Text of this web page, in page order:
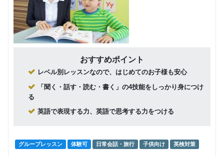
おすすめポイント
レベル別レッスンなので、はじめてのお子様も安心
「聞く・話す・読む・書く」の4技能をしっかり身につけ
る
英語で表現する力、英語で思考する力をつける
グループレッスン 体験可 日常会話・旅行 子供向け 英検対策